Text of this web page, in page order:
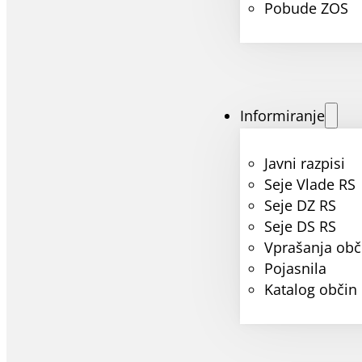
Pobude ZOS
Informiranje
Javni razpisi
Seje Vlade RS
Seje DZ RS
Seje DS RS
Vprašanja
Pojasnila
Katalog občin